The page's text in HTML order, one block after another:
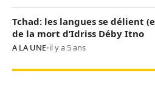
Tchad: les langues se délient
de la mort d’Idriss Déby Itno
A LA UNE•il y a 5 ans